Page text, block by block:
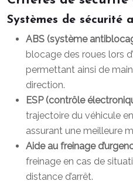
Systèmes de sécurité
ABS (système
blocage des roues lors
permettant ainsi de
direction.
ESP (contrôle
trajectoire du véhicule
assurant une meilleure
Aide au freinage
freinage en cas de
distance d’arrêt.